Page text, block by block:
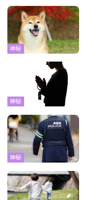
神秘
神秘
神秘